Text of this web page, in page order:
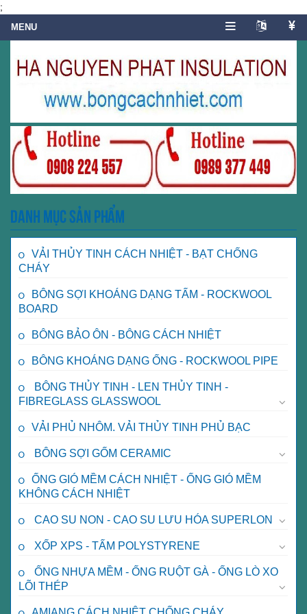
;
Danh mục sản phẩm
VẢI THỦY TINH CÁCH NHIỆT - BẠT CHỐNG
CHÁY
BÔNG SỢI KHOÁNG DẠNG TẤM - ROCKWOOL
BOARD
BÔNG BẢO ÔN - BÔNG CÁCH NHIỆT
BÔNG KHOÁNG DẠNG ỐNG - ROCKWOOL PIPE
BÔNG THỦY TINH - LEN THỦY TINH -
FIBREGLASS GLASSWOOL
VẢI PHỦ NHÔM. VẢI THỦY TINH PHỦ BẠC
BÔNG SỢI GỐM CERAMIC
ỐNG GIÓ MỀM CÁCH NHIỆT - ỐNG GIÓ MỀM
KHÔNG CÁCH NHIỆT
CAO SU NON - CAO SU LƯU HÓA SUPERLON
XỐP XPS - TẤM POLYSTYRENE
ỐNG NHỰA MỀM - ỐNG RUỘT GÀ - ỐNG LÒ XO
LÕI THÉP